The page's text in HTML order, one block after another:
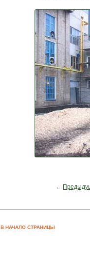
←
В НАЧАЛО СТРАНИЦЫ